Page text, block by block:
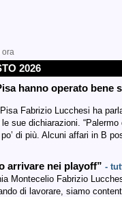
ora
2026
hanno operato bene
Fabrizio Lucchesi ha
sue dichiarazioni.
di più. Alcuni affari in B
arrivare nei playoff” -
Montecelio Fabrizio
di lavorare, siamo